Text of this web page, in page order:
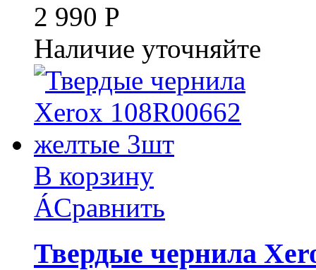
2 990 Р
Наличие уточняйте
В корзину
ÁСравнить
Твердые чернила